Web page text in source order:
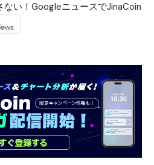
い！GoogleニュースでJinaCoin